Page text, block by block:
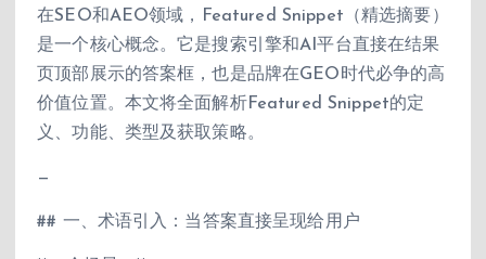
在SEO和AEO领域，Featured Snippet（精选摘要）
是一个核心概念。它是搜索引擎和AI平台直接在结果
页顶部展示的答案框，也是品牌在GEO时代必争的高
价值位置。本文将全面解析Featured Snippet的定
义、功能、类型及获取策略。
—
## 一、术语引入：当答案直接呈现给用户